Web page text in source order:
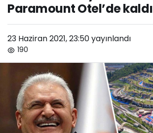
Paramount Otel’de kaldı
23 Haziran 2021, 23:50yayınlandı
190